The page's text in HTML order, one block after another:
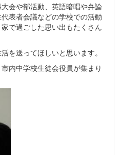
会や部活動、英語暗唱や弁論
表者会議などの学校での活動
で過ごした思い出もたくさん
を送ってほしいと思います。
内中学校生徒会役員が集まり